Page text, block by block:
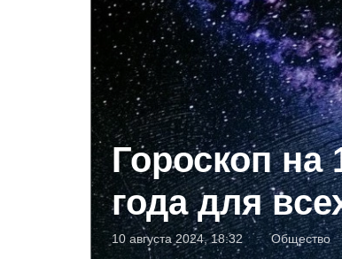
Гороскоп на
года для
10 августа 2024, 18:32 Общество